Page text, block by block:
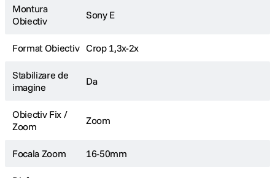
Montura
Obiectiv
Sony E
Format Obiectiv Crop 1,3x-2x
Stabilizare de
imagine
Da
Obiectiv Fix /
Zoom
Zoom
Focala Zoom 16-50mm